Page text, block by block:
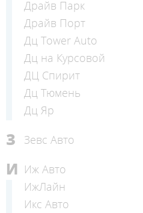
Драйв Парк
Драйв Порт
Дц Tower Auto
Дц на Курсовой
ДЦ Спирит
Дц Тюмень
Дц Яр
З Зевс Авто
И Иж Авто
ИжЛайн
Икс Авто